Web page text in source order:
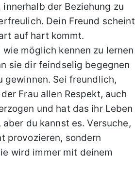
der Beziehung zu
Dein Freund scheint
auf hart kommt.
möglich kennen zu lernen
sie dir feindselig begegnen
gewinnen. Sei freundlich,
Frau allen Respekt, auch
und hat das ihr Leben
du kannst es. Versuche,
provozieren, sondern
wird immer mit deinem